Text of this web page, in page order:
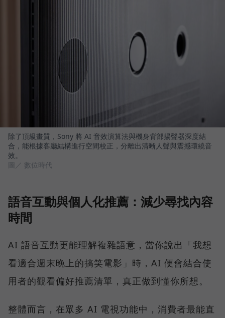
除了頂級畫質，Sony 將 AI 音效演算法與機身背部揚聲器深度結
合，能根據客廳結構進行空間校正，分離出清晰人聲與震撼環繞音
效。
圖／ 數位時代
語音互動與個人化推薦：減少尋找內容
時間
AI 語音互動更能理解複雜語意，當你說出「我想
看適合週末晚上的搞笑電影」時，AI 便會結合使
用者的觀看偏好推薦清單，真正做到懂你所想。
整體而言，在眾多 AI 電視功能中，消費者最能直